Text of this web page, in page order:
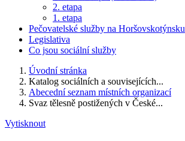
2. etapa
1. etapa
Pečovatelské služby na Horšovskotýnsku
Legislativa
Co jsou sociální služby
Úvodní stránka
Katalog sociálních a souvisejících...
Abecední seznam místních organizací
Svaz tělesně postižených v České...
Vytisknout